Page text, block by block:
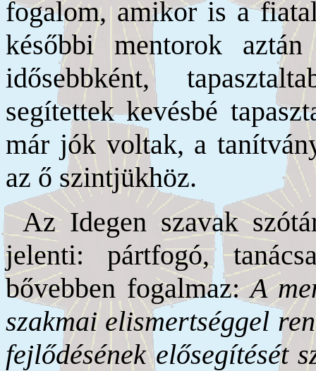
fogalom, amikor is a
későbbi mentorok
idősebbként,
segítettek kevésbé
már jók voltak, a
az ő szintjükhöz.
Az Idegen szavak
jelenti: pártfogó,
bővebben fogalmaz:A
szakmai elismertséggel
fejlődésének elősegítését